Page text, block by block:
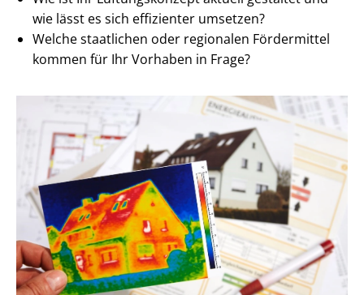
wie lässt es sich effizienter umsetzen?
Welche staatlichen oder regionalen Fördermittel
kommen für Ihr Vorhaben in Frage?